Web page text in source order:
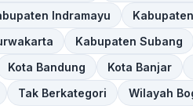
Indramayu
Kabupaten Subang
Kota Bandung Kota Banjar
Tak Berkategori Wilayah